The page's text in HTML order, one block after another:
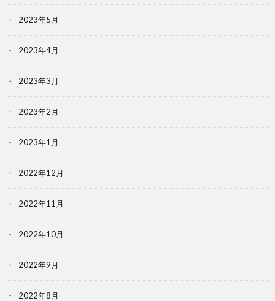
2023年5月
2023年4月
2023年3月
2023年2月
2023年1月
2022年12月
2022年11月
2022年10月
2022年9月
2022年8月